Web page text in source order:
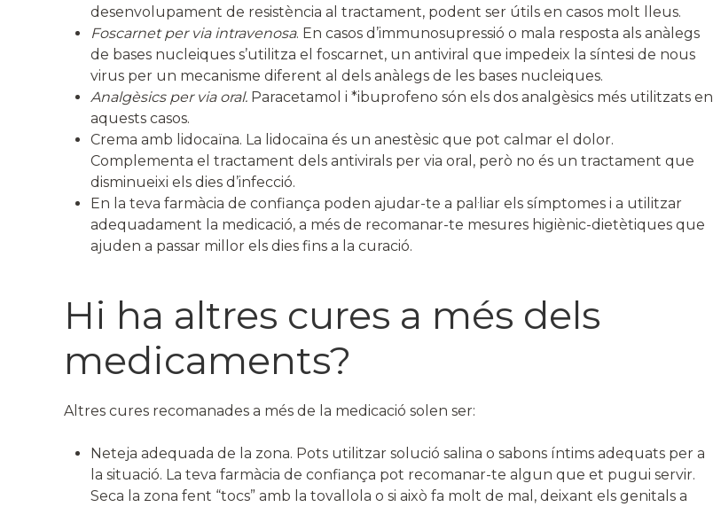
desenvolupament de resistència al tractament, podent ser útils en casos molt lleus.
Foscarnet per via intravenosa. En casos d’immunosupressió o mala resposta als anàlegs
de bases nucleiques s’utilitza el foscarnet, un antiviral que impedeix la síntesi de nous
virus per un mecanisme diferent al dels anàlegs de les bases nucleiques.
Analgèsics per via oral. Paracetamol i *ibuprofeno són els dos analgèsics més utilitzats en
aquests casos.
Crema amb lidocaïna. La lidocaïna és un anestèsic que pot calmar el dolor.
Complementa el tractament dels antivirals per via oral, però no és un tractament que
disminueixi els dies d’infecció.
En la teva farmàcia de confiança poden ajudar-te a pal·liar els símptomes i a utilitzar
adequadament la medicació, a més de recomanar-te mesures higiènic-dietètiques que
ajuden a passar millor els dies fins a la curació.
Hi ha altres cures a més dels
medicaments?
Altres cures recomanades a més de la medicació solen ser:
Neteja adequada de la zona. Pots utilitzar solució salina o sabons íntims adequats per a
la situació. La teva farmàcia de confiança pot recomanar-te algun que et pugui servir.
Seca la zona fent “tocs” amb la tovallola o si això fa molt de mal, deixant els genitals a